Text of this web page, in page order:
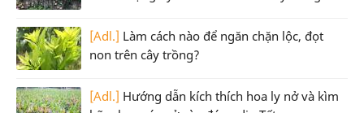
[Adl.] Làm cách nào để ngăn chặn lộc, đọt
non trên cây trồng?
[Adl.] Hướng dẫn kích thích hoa ly nở và kìm